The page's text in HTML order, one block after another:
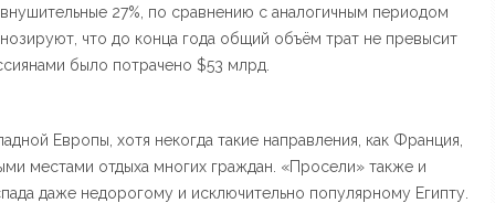
27%, по сравнению с аналогичным периодом
что до конца года общий объём трат не превысит
было потрачено $53 млрд.
Европы, хотя некогда такие направления, как Франция,
местами отдыха многих граждан. «Просели» также и
даже недорогому и исключительно популярному Египту.